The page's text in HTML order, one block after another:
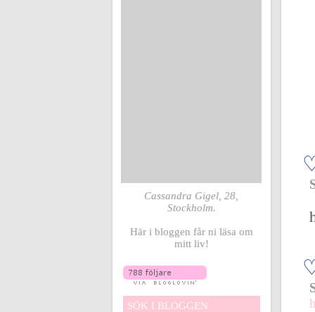
Cassandra Gigel, 28,
Stockholm.
Här i bloggen får ni läsa om
mitt liv!
SÖK I BLOGGEN